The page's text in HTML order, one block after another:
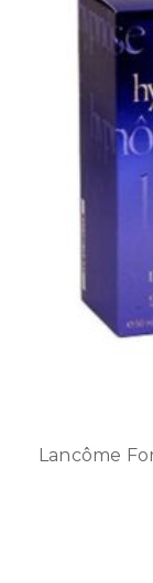
Lancôme